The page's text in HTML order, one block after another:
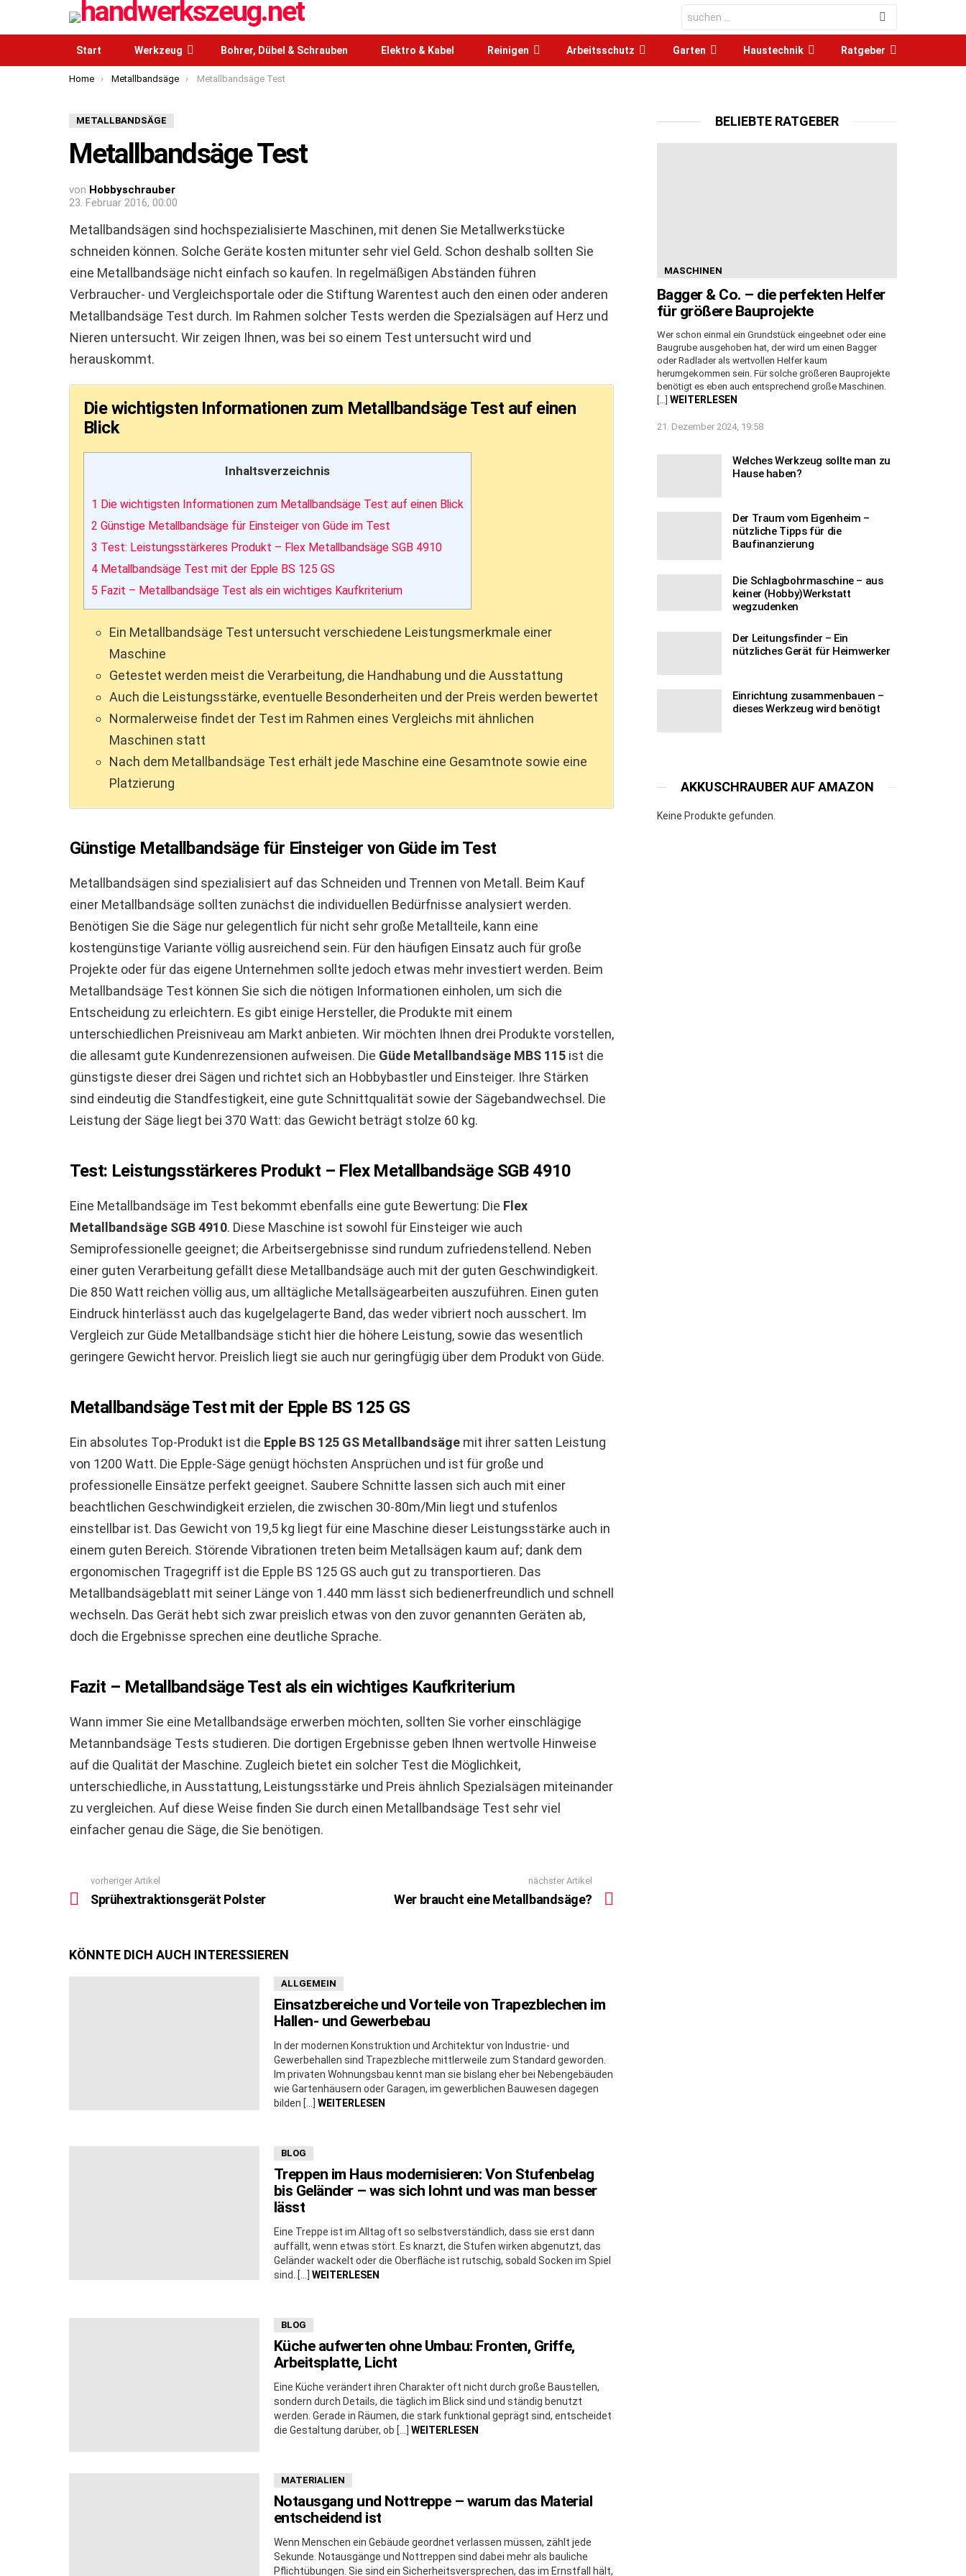
for:
Start Werkzeug Bohrer, Dübel & Schrauben Elektro & Kabel Reinigen Arbeitsschutz Garten Haustechnik Ratgeber
You are here:
Home Metallbandsäge Metallbandsäge Test
METALLBANDSÄGE
Metallbandsäge Test
von Hobbyschrauber
23. Februar 2016, 00:00
Metallbandsägen sind hochspezialisierte Maschinen, mit denen Sie Metallwerkstücke
schneiden können. Solche Geräte kosten mitunter sehr viel Geld. Schon deshalb sollten Sie
eine Metallbandsäge nicht einfach so kaufen. In regelmäßigen Abständen führen
Verbraucher- und Vergleichsportale oder die Stiftung Warentest auch den einen oder anderen
Metallbandsäge Test durch. Im Rahmen solcher Tests werden die Spezialsägen auf Herz und
Nieren untersucht. Wir zeigen Ihnen, was bei so einem Test untersucht wird und
herauskommt.
Die wichtigsten Informationen zum Metallbandsäge Test auf einen
Blick
Inhaltsverzeichnis
1 Die wichtigsten Informationen zum Metallbandsäge Test auf einen Blick
2 Günstige Metallbandsäge für Einsteiger von Güde im Test
3 Test: Leistungsstärkeres Produkt – Flex Metallbandsäge SGB 4910
4 Metallbandsäge Test mit der Epple BS 125 GS
5 Fazit – Metallbandsäge Test als ein wichtiges Kaufkriterium
Ein Metallbandsäge Test untersucht verschiedene Leistungsmerkmale einer
Maschine
Getestet werden meist die Verarbeitung, die Handhabung und die Ausstattung
Auch die Leistungsstärke, eventuelle Besonderheiten und der Preis werden bewertet
Normalerweise findet der Test im Rahmen eines Vergleichs mit ähnlichen
Maschinen statt
Nach dem Metallbandsäge Test erhält jede Maschine eine Gesamtnote sowie eine
Platzierung
Günstige Metallbandsäge für Einsteiger von Güde im Test
Metallbandsägen sind spezialisiert auf das Schneiden und Trennen von Metall. Beim Kauf
einer Metallbandsäge sollten zunächst die individuellen Bedürfnisse analysiert werden.
Benötigen Sie die Säge nur gelegentlich für nicht sehr große Metallteile, kann eine
kostengünstige Variante völlig ausreichend sein. Für den häufigen Einsatz auch für große
Projekte oder für das eigene Unternehmen sollte jedoch etwas mehr investiert werden. Beim
Metallbandsäge Test können Sie sich die nötigen Informationen einholen, um sich die
Entscheidung zu erleichtern. Es gibt einige Hersteller, die Produkte mit einem
unterschiedlichen Preisniveau am Markt anbieten. Wir möchten Ihnen drei Produkte vorstellen,
die allesamt gute Kundenrezensionen aufweisen. Die Güde Metallbandsäge MBS 115ist die
günstigste dieser drei Sägen und richtet sich an Hobbybastler und Einsteiger. Ihre Stärken
sind eindeutig die Standfestigkeit, eine gute Schnittqualität sowie der Sägebandwechsel. Die
Leistung der Säge liegt bei 370 Watt: das Gewicht beträgt stolze 60 kg.
Test: Leistungsstärkeres Produkt – Flex Metallbandsäge SGB 4910
Eine Metallbandsäge im Test bekommt ebenfalls eine gute Bewertung: Die Flex
Metallbandsäge SGB 4910. Diese Maschine ist sowohl für Einsteiger wie auch
Semiprofessionelle geeignet; die Arbeitsergebnisse sind rundum zufriedenstellend. Neben
einer guten Verarbeitung gefällt diese Metallbandsäge auch mit der guten Geschwindigkeit.
Die 850 Watt reichen völlig aus, um alltägliche Metallsägearbeiten auszuführen. Einen guten
Eindruck hinterlässt auch das kugelgelagerte Band, das weder vibriert noch ausschert. Im
Vergleich zur Güde Metallbandsäge sticht hier die höhere Leistung, sowie das wesentlich
geringere Gewicht hervor. Preislich liegt sie auch nur geringfügig über dem Produkt von Güde.
Metallbandsäge Test mit der Epple BS 125 GS
Ein absolutes Top-Produkt ist die Epple BS 125 GS Metallbandsägemit ihrer satten Leistung
von 1200 Watt. Die Epple-Säge genügt höchsten Ansprüchen und ist für große und
professionelle Einsätze perfekt geeignet. Saubere Schnitte lassen sich auch mit einer
beachtlichen Geschwindigkeit erzielen, die zwischen 30-80m/Min liegt und stufenlos
einstellbar ist. Das Gewicht von 19,5 kg liegt für eine Maschine dieser Leistungsstärke auch in
einem guten Bereich. Störende Vibrationen treten beim Metallsägen kaum auf; dank dem
ergonomischen Tragegriff ist die Epple BS 125 GS auch gut zu transportieren. Das
Metallbandsägeblatt mit seiner Länge von 1.440 mm lässt sich bedienerfreundlich und schnell
wechseln. Das Gerät hebt sich zwar preislich etwas von den zuvor genannten Geräten ab,
doch die Ergebnisse sprechen eine deutliche Sprache.
Fazit – Metallbandsäge Test als ein wichtiges Kaufkriterium
Wann immer Sie eine Metallbandsäge erwerben möchten, sollten Sie vorher einschlägige
Metannbandsäge Tests studieren. Die dortigen Ergebnisse geben Ihnen wertvolle Hinweise
auf die Qualität der Maschine. Zugleich bietet ein solcher Test die Möglichkeit,
unterschiedliche, in Ausstattung, Leistungsstärke und Preis ähnlich Spezialsägen miteinander
zu vergleichen. Auf diese Weise finden Sie durch einen Metallbandsäge Test sehr viel
einfacher genau die Säge, die Sie benötigen.
more
vorheriger Artikel
Sprühextraktionsgerät Polster
nächster Artikel
Wer braucht eine Metallbandsäge?
KÖNNTE DICH AUCH INTERESSIEREN
ALLGEMEIN
Einsatzbereiche und Vorteile von Trapezblechen im
Hallen- und Gewerbebau
In der modernen Konstruktion und Architektur von Industrie- und
Gewerbehallen sind Trapezbleche mittlerweile zum Standard geworden.
Im privaten Wohnungsbau kennt man sie bislang eher bei Nebengebäuden
wie Gartenhäusern oder Garagen, im gewerblichen Bauwesen dagegen
bilden […] WEITERLESEN
BLOG
Treppen im Haus modernisieren: Von Stufenbelag
bis Geländer – was sich lohnt und was man besser
lässt
Eine Treppe ist im Alltag oft so selbstverständlich, dass sie erst dann
auffällt, wenn etwas stört. Es knarzt, die Stufen wirken abgenutzt, das
Geländer wackelt oder die Oberfläche ist rutschig, sobald Socken im Spiel
sind. […] WEITERLESEN
BLOG
Küche aufwerten ohne Umbau: Fronten, Griffe,
Arbeitsplatte, Licht
Eine Küche verändert ihren Charakter oft nicht durch große Baustellen,
sondern durch Details, die täglich im Blick sind und ständig benutzt
werden. Gerade in Räumen, die stark funktional geprägt sind, entscheidet
die Gestaltung darüber, ob […] WEITERLESEN
MATERIALIEN
Notausgang und Nottreppe – warum das Material
entscheidend ist
Wenn Menschen ein Gebäude geordnet verlassen müssen, zählt jede
Sekunde. Notausgänge und Nottreppen sind dabei mehr als bauliche
Pflichtübungen. Sie sind ein Sicherheitsversprechen, das im Ernstfall hält,
BELIEBTE RATGEBER
MASCHINEN
Bagger & Co. – die perfekten Helfer
für größere Bauprojekte
Wer schon einmal ein Grundstück eingeebnet oder eine
Baugrube ausgehoben hat, der wird um einen Bagger
oder Radlader als wertvollen Helfer kaum
herumgekommen sein. Für solche größeren Bauprojekte
benötigt es eben auch entsprechend große Maschinen.
[…] WEITERLESEN
21. Dezember 2024, 19:58
Welches Werkzeug sollte man zu
Hause haben?
Der Traum vom Eigenheim –
nützliche Tipps für die
Baufinanzierung
Die Schlagbohrmaschine – aus
keiner (Hobby)Werkstatt
wegzudenken
Der Leitungsfinder – Ein
nützliches Gerät für Heimwerker
Einrichtung zusammenbauen –
dieses Werkzeug wird benötigt
AKKUSCHRAUBER AUF AMAZON
Keine Produkte gefunden.